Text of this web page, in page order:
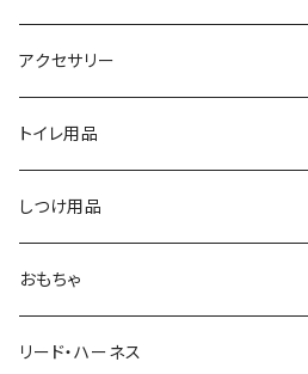
アクセサリー
トイレ用品
しつけ用品
おもちゃ
リード・ハーネス